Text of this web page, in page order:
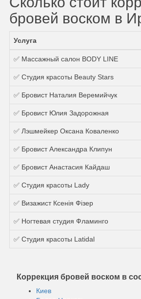
бровей воском в
Услуга
✅ Массажный салон BODY LINE
✅ Студия красоты Beauty Stars
✅ Бровист Наталия Веремийчук
✅ Бровист Юлия Задорожная
✅ Лэшмейкер Оксана Коваленко
✅ Бровист Александра Клипун
✅ Бровист Анастасия Кайдаш
✅ Студия красоты Lady
✅ Визажист Ксенія Фізер
✅ Ногтевая студия Фламинго
✅ Студия красоты Latidal
Коррекция бровей воском в
Киев